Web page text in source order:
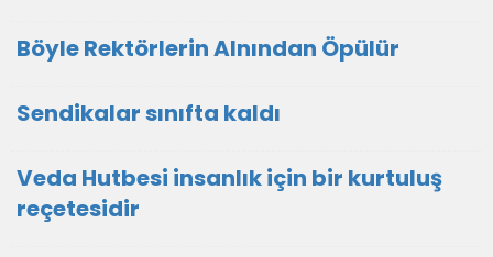
Böyle Rektörlerin Alnından Öpülür
Sendikalar sınıfta kaldı
Veda Hutbesi insanlık için bir kurtuluş
reçetesidir